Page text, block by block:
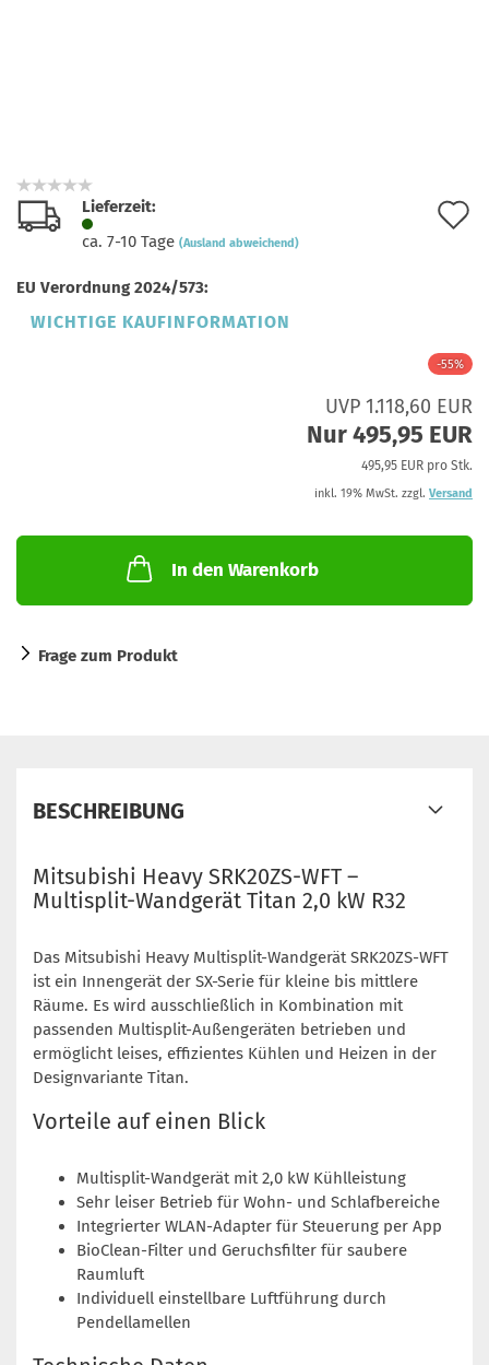
Lieferzeit:
ca. 7-10 Tage (Ausland abweichend)
EU Verordnung 2024/573:
WICHTIGE KAUFINFORMATION
-55%
UVP 1.118,60 EUR
Nur 495,95 EUR
495,95 EUR pro Stk.
inkl. 19% MwSt. zzgl. Versand
In den Warenkorb
Frage zum Produkt
BESCHREIBUNG
Mitsubishi Heavy SRK20ZS-WFT –
Multisplit-Wandgerät Titan 2,0 kW R32
Das Mitsubishi Heavy Multisplit-Wandgerät SRK20ZS-WFT
ist ein Innengerät der SX-Serie für kleine bis mittlere
Räume. Es wird ausschließlich in Kombination mit
passenden Multisplit-Außengeräten betrieben und
ermöglicht leises, effizientes Kühlen und Heizen in der
Designvariante Titan.
Vorteile auf einen Blick
Multisplit-Wandgerät mit 2,0 kW Kühlleistung
Sehr leiser Betrieb für Wohn- und Schlafbereiche
Integrierter WLAN-Adapter für Steuerung per App
BioClean-Filter und Geruchsfilter für saubere
Raumluft
Individuell einstellbare Luftführung durch
Pendellamellen